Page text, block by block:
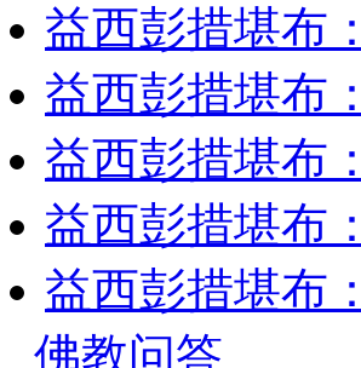
益西彭措堪布
益西彭措堪布
益西彭措堪布
益西彭措堪布
益西彭措堪布
佛教问答